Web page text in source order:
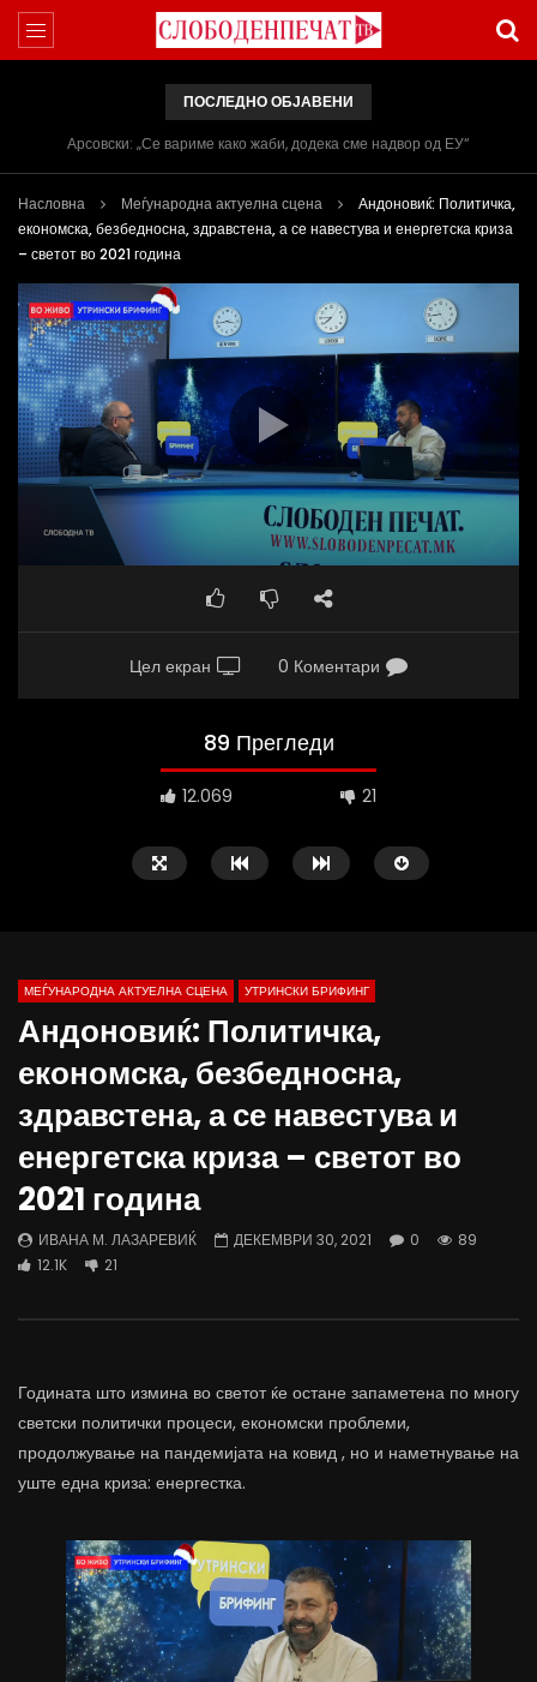
ПОСЛЕДНО ОБЈАВЕНИ
Арсовски: „Се вариме како жаби, додека сме надвор од ЕУ“
Насловна Меѓународна актуелна сцена
Андоновиќ: Политичка,
економска, безбедносна, здравстена, а се навестува и енергетска криза
– светот во 2021 година
Цел екран 0 Коментари
89 Прегледи
12.069 21
трае предолго за да дозволиме лесно
ДАМЈАН ВАРОШЛИЈА
ЈУНИ 30, 2022
флексибилна држава
ДАМЈАН ВАРОШЛИЈА
МЕЃУНАРОДНА АКТУЕЛНА СЦЕНА УТРИНСКИ БРИФИНГ
Андоновиќ: Политичка,
економска, безбедносна,
здравстена, а се навестува и
енергетска криза – светот во
2021 година
ИВАНА М. ЛАЗАРЕВИЌ ДЕКЕМВРИ 30, 2021 0
89
12.1K
21
Годината што измина во светот ќе остане запаметена по многу
светски политички процеси, економски проблеми,
продолжување на пандемијата на ковид , но и наметнување на
уште една криза: енергестка.